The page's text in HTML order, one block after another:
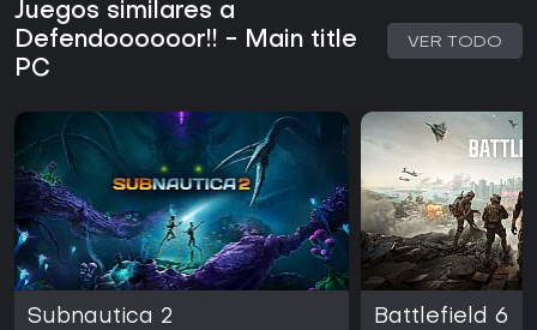
Juegos similares a
Defendoooooor!! - Main title
PC
VER TODO
Subnautica 2 Battlefield 6